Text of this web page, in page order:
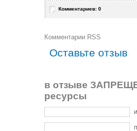
Комментариев: 0
Комментарии RSS
Оставьте отзыв
в отзыве
ресурсы